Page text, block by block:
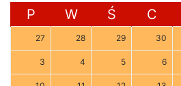
P W Ś C
27 28 29 30
3 4 5 6